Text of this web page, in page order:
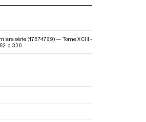
série (1787-1799) — Tome XCIII -
p. 330.